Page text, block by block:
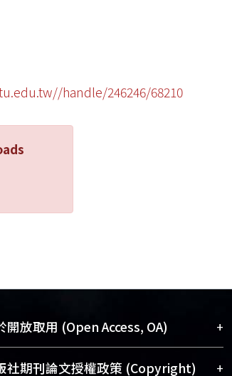
handle/246246/68210
開放取用 (Open Access, OA) +
取用是從使用者角度提升資訊取用性
社期刊論文授權政策 (Copyright) +